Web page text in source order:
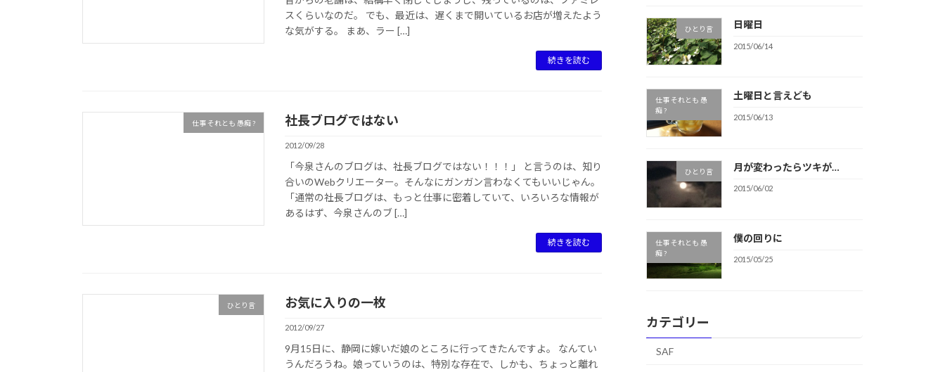
スくらいなのだ。 でも、最近は、遅くまで開いているお店が増えたよう
な気がする。 まあ、ラー […]
続きを読む
仕事 それとも 愚痴 ? 社長ブログではない
2012/09/28
「今泉さんのブログは、社長ブログではない！！！」 と言うのは、知り
合いのWebクリエーター。そんなにガンガン言わなくてもいいじゃん。
「通常の社長ブログは、もっと仕事に密着していて、いろいろな情報が
あるはず、今泉さんのブ […]
続きを読む
ひとり言 お気に入りの一枚
2012/09/27
9月15日に、静岡に嫁いだ娘のところに行ってきたんですよ。 なんてい
うんだろうね。娘っていうのは、特別な存在で、しかも、ちょっと離れ
ひとり言 日曜日
2015/06/14
仕事 それとも 愚
痴 ?
土曜日と言えども
2015/06/13
ひとり言 月が変わったらツキが…
2015/06/02
仕事 それとも 愚
痴 ?
僕の回りに
2015/05/25
カテゴリー
SAF